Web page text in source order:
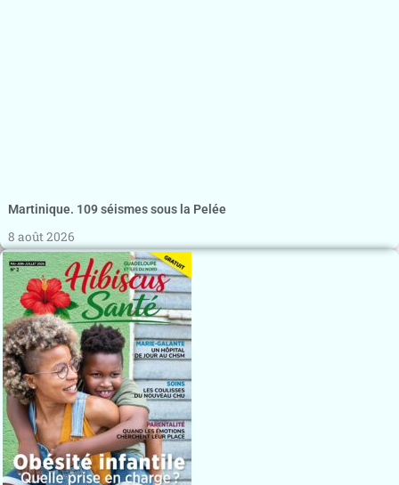
Martinique. 109 séismes sous la Pelée
8 août 2026